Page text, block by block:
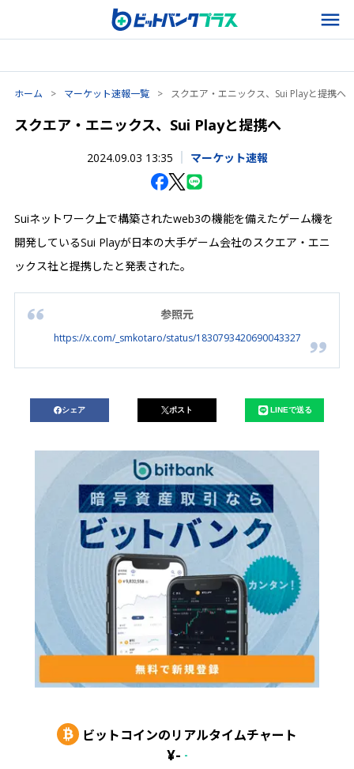
ホーム > マーケット速報一覧 > スクエア・エニックス、Sui Playと提携へ
スクエア・エニックス、Sui Playと提携へ
2024.09.03 13:35 マーケット速報
Suiネットワーク上で構築されたweb3の機能を備えたゲーム機を
開発しているSui Playが日本の大手ゲーム会社のスクエア・エニ
ックス社と提携したと発表された。
参照元
https://x.com/_smkotaro/status/1830793420690043327
シェア ポスト LINEで送る
ビットコインのリアルタイムチャート
¥- -